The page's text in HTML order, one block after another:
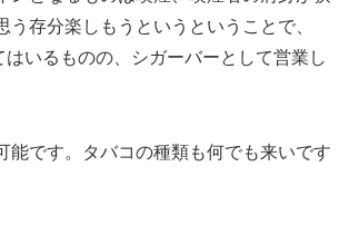
う存分楽しもうというということで、
いるものの、シガーバーとして営業し
能です。タバコの種類も何でも来いです